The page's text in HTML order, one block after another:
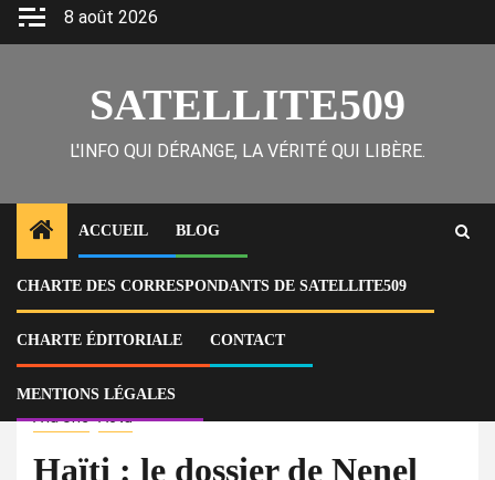
Skip
8 août 2026
SATELLITE509
L'INFO QUI DÉRANGE, LA VÉRITÉ QUI LIBÈRE.
ACCUEIL BLOG
CHARTE DES CORRESPONDANTS DE SATELLITE509
CHARTE ÉDITORIALE CONTACT
MENTIONS LÉGALES
Home
Actu
Haïti : le dossier de Nenel Cassy réouvert en vue de son transfert au
cabinet d’instruction, mais l’ex-sénateur demeure libre malgré sa
À la Une Actu
Haïti : le dossier de Nenel